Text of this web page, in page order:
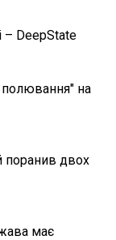
– DeepState
полювання" на
поранив двох
має